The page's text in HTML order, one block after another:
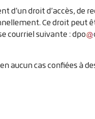
d’un droit d’accès,
Ce droit peut
courriel suivante :dpo
aucun cas confiées à